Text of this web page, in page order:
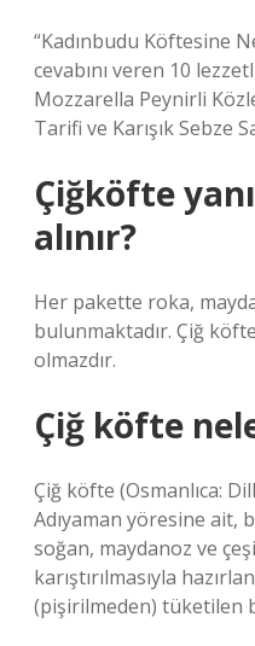
“Kadınbudu Köftesine
cevabını veren 10
Mozzarella Peynirli
Tarifi ve Karışık Sebze
Çiğköfte
alınır?
Her pakette roka,
bulunmaktadır. Çiğ
olmazdır.
Çiğ köfte
Çiğ köfte (Osmanlıca:
Adıyaman yöresine ait,
soğan, maydanoz ve
karıştırılmasıyla
(pişirilmeden) tüketilen